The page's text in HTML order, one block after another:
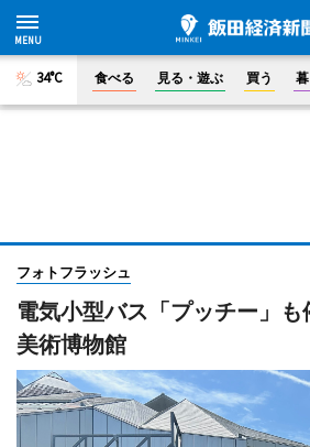
34°C 食べる 見る・遊ぶ 買う
フォトフラッシュ
電気小型バス「プッチー」
美術博物館